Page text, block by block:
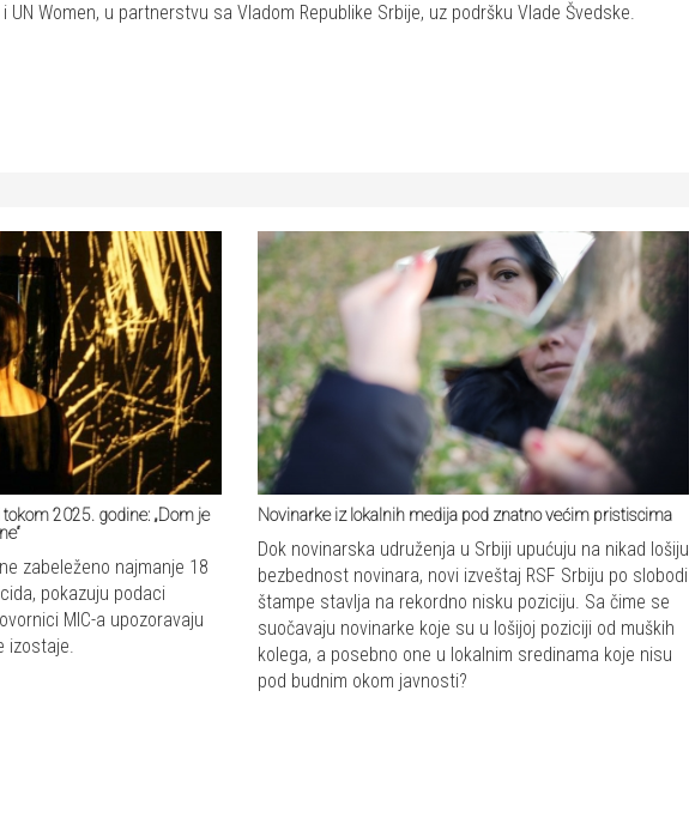
i UN Women, u partnerstvu sa Vladom Republike Srbije, uz podršku Vlade Švedske.
2025. godine: „Dom je
zabeleženo najmanje 18
pokazuju podaci
MIC-a upozoravaju
izostaje.
Novinarke iz lokalnih medija pod znatno većim pristiscima
Dok novinarska udruženja u Srbiji upućuju na nikad lošiju
bezbednost novinara, novi izveštaj RSF Srbiju po slobodi
štampe stavlja na rekordno nisku poziciju. Sa čime se
suočavaju novinarke koje su u lošijoj poziciji od muških
kolega, a posebno one u lokalnim sredinama koje nisu
pod budnim okom javnosti?